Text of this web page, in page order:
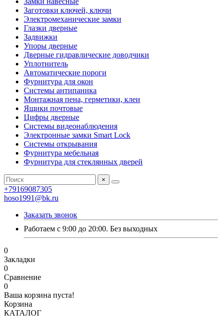
Заготовки ключей, ключи
Электромеханические замки
Глазки дверные
Задвижки
Упоры дверные
Дверные гидравлические доводчики
Уплотнитель
Автоматические пороги
Фурнитура для окон
Системы антипаника
Монтажная пена, герметики, клеи
Ящики почтовые
Цифры дверные
Системы видеонаблюдения
Электронные замки Smart Lock
Системы открывания
Фурнитура мебельная
Фурнитура для стеклянных дверей
×
+79169087305
hoso1991@bk.ru
Заказать звонок
Работаем с 9:00 до 20:00. Без выходных
0
Закладки
0
Сравнение
0
Ваша корзина пуста!
Корзина
КАТАЛОГ